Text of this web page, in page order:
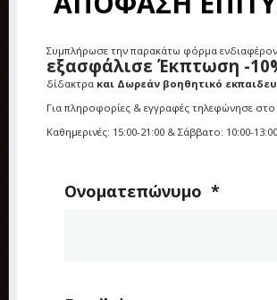
Συμπλήρωσε την παρακάτω φόρμα
εξασφάλισε Έκπτωση -
δίδακτρα και Δωρεάν βοηθητικό
Για πληροφορίες & εγγραφές τηλεφώνησε στο
Καθημερινές: 15:00-21:00 & Σάββατο: 10:00-13:00
Ονοματεπώνυμο *